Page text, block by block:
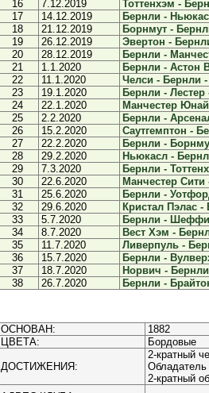
16
7.12.2019
Тоттенхэм -
17
14.12.2019
Бернли -
18
21.12.2019
Борнмут -
19
26.12.2019
Эвертон -
20
28.12.2019
Бернли -
21
1.1.2020
Бернли - Астон
22
11.1.2020
Челси - Бернли -
23
19.1.2020
Бернли - Лестер
24
22.1.2020
Манчестер
25
2.2.2020
Бернли -
26
15.2.2020
Саутгемптон -
27
22.2.2020
Бернли -
28
29.2.2020
Ньюкасл -
29
7.3.2020
Бернли -
30
22.6.2020
Манчестер
31
25.6.2020
Бернли -
32
29.6.2020
Кристал Пэлас -
33
5.7.2020
Бернли -
34
8.7.2020
Вест Хэм -
35
11.7.2020
Ливерпуль -
36
15.7.2020
Бернли -
37
18.7.2020
Норвич -
38
26.7.2020 Бернли -
ОСНОВАН:
1882
ЦВЕТА:
Бордовые
ДОСТИЖЕНИЯ:
2-кратный
Обладатель
2-кратный